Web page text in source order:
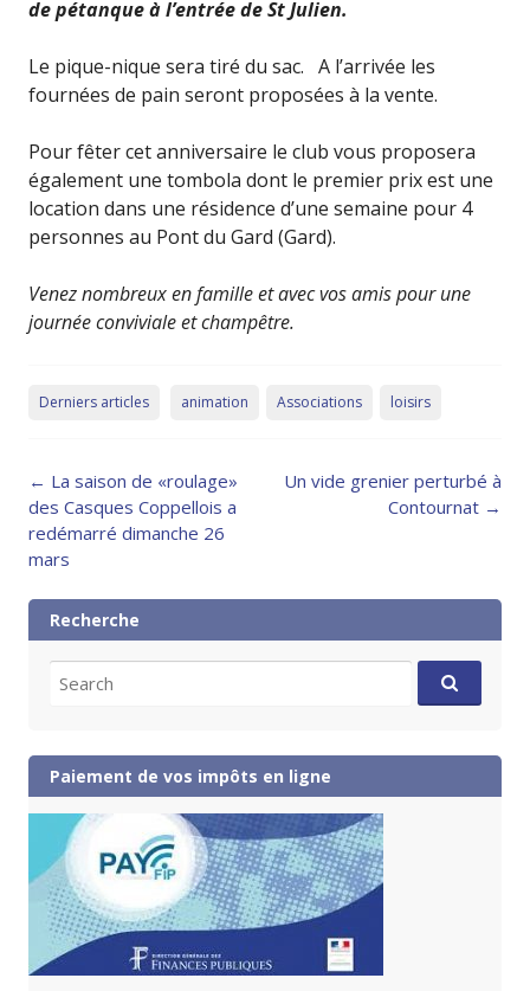
de pétanque à l’entrée de St Julien.
Le pique-nique sera tiré du sac. A l’arrivée les
fournées de pain seront proposées à la vente.
Pour fêter cet anniversaire le club vous proposera
également une tombola dont le premier prix est une
location dans une résidence d’une semaine pour 4
personnes au Pont du Gard (Gard).
Venez nombreux en famille et avec vos amis pour une
journée conviviale et champêtre.
Derniers articles animation Associations loisirs
Post
navigation
← La saison de «roulage»
des Casques Coppellois a
redémarré dimanche 26
mars
Un vide grenier perturbé à
Contournat →
Recherche
for:
Paiement de vos impôts en ligne